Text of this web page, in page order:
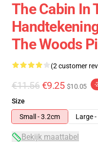
The Cabin In
The Woods
(2 customer
€11.56 €9.25 $10.05 -
Size
Small - 3.2cm
Large
Bekijk maattabel